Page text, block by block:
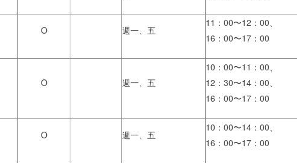
O 週一、五
11：00〜12：00、
16：00〜17：00
O 週一、五
10：00〜11：00、
12：30〜14：00、
16：00〜17：00
O 週一、五
10：00〜14：00、
16：00〜17：00